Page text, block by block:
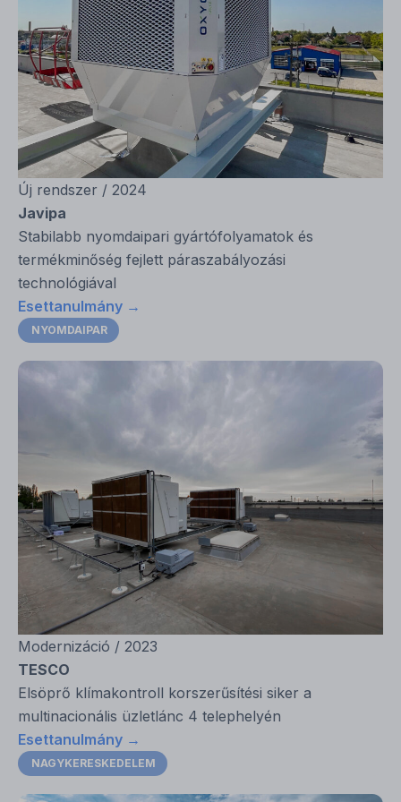
Új rendszer / 2024
Javipa
Stabilabb nyomdaipari gyártófolyamatok és
termékminőség fejlett páraszabályozási
technológiával
Esettanulmány →
NYOMDAIPAR
Modernizáció / 2023
TESCO
Elsöprő klímakontroll korszerűsítési siker a
multinacionális üzletlánc 4 telephelyén
Esettanulmány →
NAGYKERESKEDELEM